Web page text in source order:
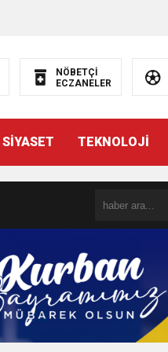
NÖBETÇİ
ECZANELER
SİYASET TEKNOLOJİ